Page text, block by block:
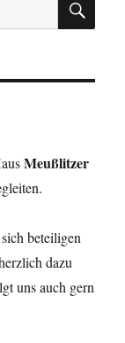
Meußlitzer
beteiligen
dazu
uns auch gern